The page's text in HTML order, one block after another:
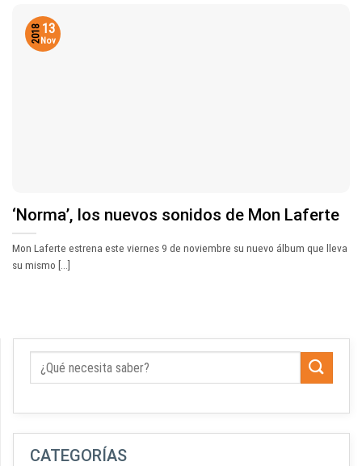
‘Norma’, los nuevos sonidos de Mon Laferte
Mon Laferte estrena este viernes 9 de noviembre su nuevo álbum que lleva
su mismo [...]
13
Nov
2018
CATEGORÍAS